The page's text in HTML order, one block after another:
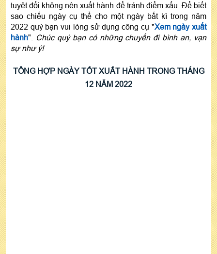
tuyệt đối không nên xuất hành để tránh điểm xấu. Để biết
sao chiếu ngày cụ thể cho một ngày bất kì trong năm
2022 quý bạn vui lòng sử dụng công cụ "Xem ngày xuất
hành".
Chúc quý bạn có những chuyến đi bình an, vạn
sự như ý!
TỔNG HỢP NGÀY TỐT XUẤT HÀNH TRONG THÁNG
12 NĂM 2022